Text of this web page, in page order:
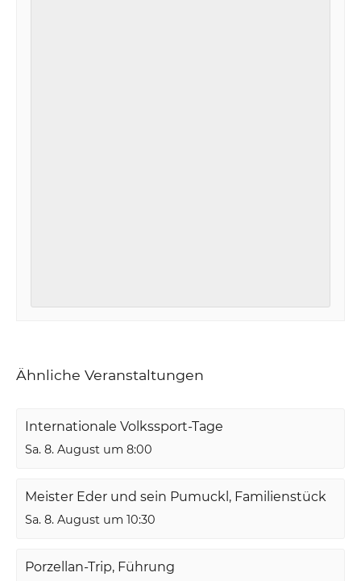
Ähnliche Veranstaltungen
Internationale Volkssport-Tage
Sa. 8. August um 8:00
Meister Eder und sein Pumuckl, Familienstück
Sa. 8. August um 10:30
Porzellan-Trip, Führung